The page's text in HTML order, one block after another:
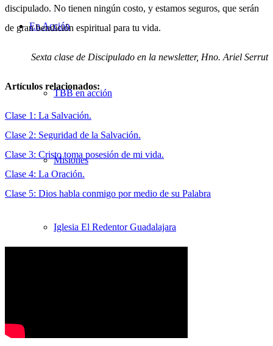
En Acción
TBB en acción
Misiones
Iglesia El Redentor Guadalajara
discipulado. No tienen ningún costo, y estamos seguros, que serán
de gran bendición espiritual para tu vida.
Sexta clase de Discipulado en la newsletter, Hno. Ariel Serrut
Artículos relacionados:
Clase 1: La Salvación.
Clase 2: Seguridad de la Salvación.
Clase 3: Cristo toma posesión de mi vida.
Clase 4: La Oración.
Clase 5: Dios habla conmigo por medio de su Palabra